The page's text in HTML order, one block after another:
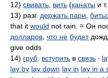
12) свивать вить (канаты и
13) разг. держать пари
that it would not rain. ≈ Он
долларов что не будет
give odds
14) груб вступить в связь ∙
lay by lay down lay in lay in a